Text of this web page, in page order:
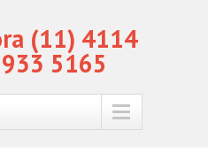
(11) 4114
5165